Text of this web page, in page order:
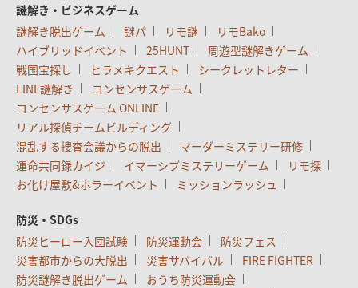
謎解き・ビジネスゲーム
謎解き脱出ゲーム
謎パ リモ謎
リモBako
ハイブリッドイベント
25HUNT
周遊型謎解きゲーム
戦国宝探し
ヒラメキクエスト
シークレットレター
LINE謎解き
コンセンサスゲーム
コンセンサスゲーム ONLINE
リアル探偵チームビルディング
混乱する捜査会議からの脱出
マーダーミステリー研修
運命共同録カイジ
イマーシブミステリーゲーム
リモ探
お化け屋敷&ホラーイベント
ミッションラッシュ
防災・SDGs
防災ヒーロー入団試験
防災運動会
防災フェス
災害都市からの大脱出
災害サバイバル
FIRE FIGHTER
防災謎解き脱出ゲーム
おうち防災運動会